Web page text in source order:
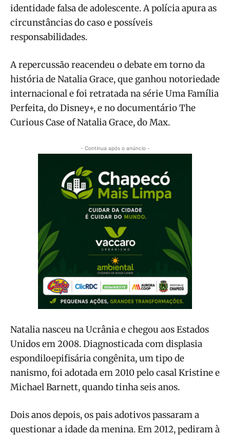
identidade falsa de adolescente. A polícia apura as
circunstâncias do caso e possíveis
responsabilidades.
A repercussão reacendeu o debate em torno da
história de Natalia Grace, que ganhou notoriedade
internacional e foi retratada na série Uma Família
Perfeita, do Disney+, e no documentário The
Curious Case of Natalia Grace, do Max.
- Continua após o anúncio -
Natalia nasceu na Ucrânia e chegou aos Estados
Unidos em 2008. Diagnosticada com displasia
espondiloepifisária congênita, um tipo de
nanismo, foi adotada em 2010 pelo casal Kristine e
Michael Barnett, quando tinha seis anos.
Dois anos depois, os pais adotivos passaram a
questionar a idade da menina. Em 2012, pediram à